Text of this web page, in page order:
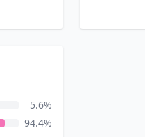
5.6%
94.4%